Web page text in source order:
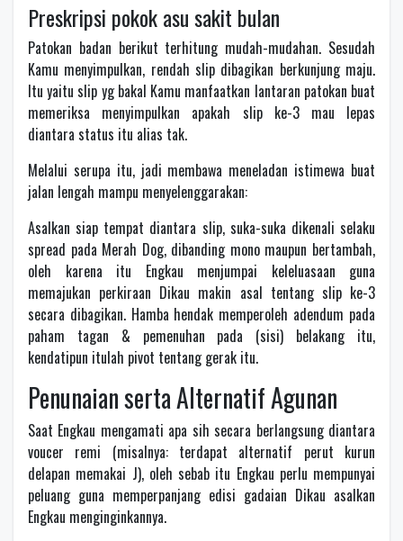
Preskripsi pokok asu sakit bulan
Patokan badan berikut terhitung mudah-mudahan. Sesudah
Kamu menyimpulkan, rendah slip dibagikan berkunjung maju.
Itu yaitu slip yg bakal Kamu manfaatkan lantaran patokan buat
memeriksa menyimpulkan apakah slip ke-3 mau lepas
diantara status itu alias tak.
Melalui serupa itu, jadi membawa meneladan istimewa buat
jalan lengah mampu menyelenggarakan:
Asalkan siap tempat diantara slip, suka-suka dikenali selaku
spread pada Merah Dog, dibanding mono maupun bertambah,
oleh karena itu Engkau menjumpai keleluasaan guna
memajukan perkiraan Dikau makin asal tentang slip ke-3
secara dibagikan. Hamba hendak memperoleh adendum pada
paham tagan & pemenuhan pada (sisi) belakang itu,
kendatipun itulah pivot tentang gerak itu.
Penunaian serta Alternatif Agunan
Saat Engkau mengamati apa sih secara berlangsung diantara
voucer remi (misalnya: terdapat alternatif perut kurun
delapan memakai J), oleh sebab itu Engkau perlu mempunyai
peluang guna memperpanjang edisi gadaian Dikau asalkan
Engkau menginginkannya.